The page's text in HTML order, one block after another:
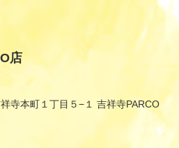
店
寺本町１丁目５−１ 吉祥寺PARCO